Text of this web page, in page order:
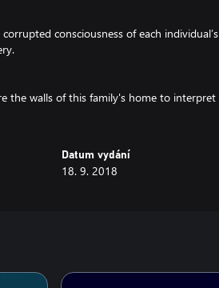
consciousness of each individual’s
the walls of this family's home to interpret
Datum vydání
18. 9. 2018